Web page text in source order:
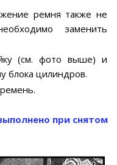
ремня также не
заменить
(см. фото выше) и
блока цилиндров.
при снятом